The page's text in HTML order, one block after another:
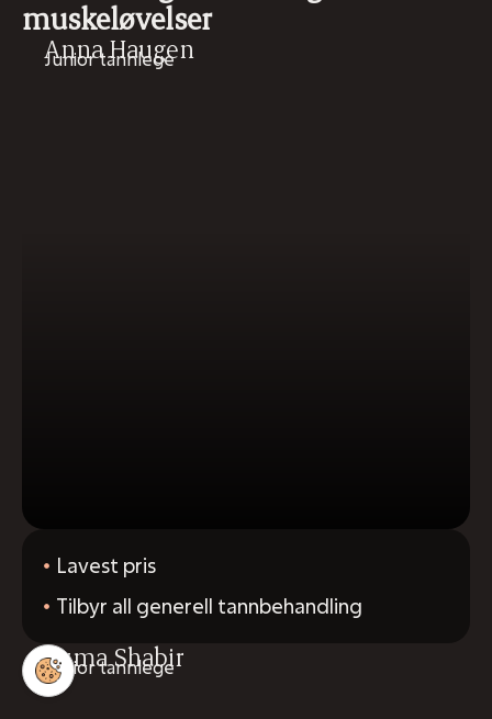
401 22 222
muskeløvelser
Anna Haugen
Junior tannlege
Lavest pris
Tilbyr all generell tannbehandling
Uzma Shabir
Junior tannlege